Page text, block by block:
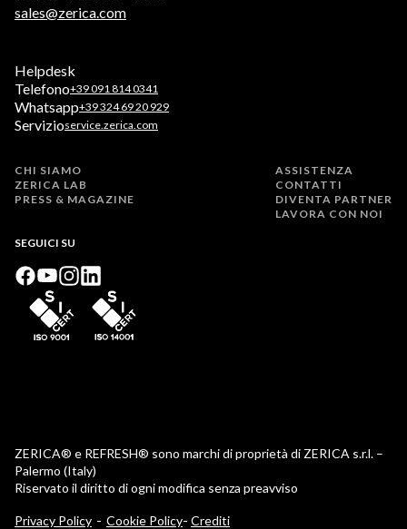
sales@zerica.com
Helpdesk
Telefono+39 091 814 0341
Whatsapp+39 324 69 20 929
Servizioservice.zerica.com
CHI SIAMO
ZERICA LAB
PRESS & MAGAZINE
ASSISTENZA
CONTATTI
DIVENTA PARTNER
LAVORA CON NOI
SEGUICI SU
ZERICA® e REFRESH® sono marchi di proprietà di ZERICA s.r.l. –
Palermo (Italy)
Riservato il diritto di ogni modifica senza preavviso
Privacy Policy Cookie Policy- Crediti